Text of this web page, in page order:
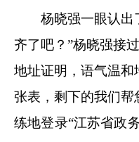
杨晓强一眼认出
齐了吧？”杨晓强接
地址证明，语气温和
张表，剩下的我们帮
练地登录“江苏省政